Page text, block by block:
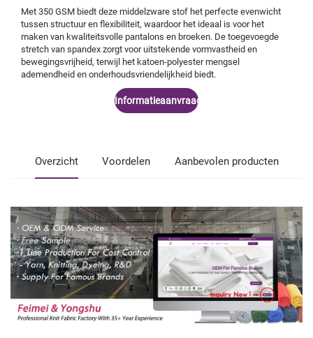
Met 350 GSM biedt deze middelzware stof het perfecte evenwicht
tussen structuur en flexibiliteit, waardoor het ideaal is voor het
maken van kwaliteitsvolle pantalons en broeken. De toegevoegde
stretch van spandex zorgt voor uitstekende vormvastheid en
bewegingsvrijheid, terwijl het katoen-polyester mengsel
ademendheid en onderhoudsvriendelijkheid biedt.
Informatieaanvraag
Overzicht Voordelen Aanbevolen producten